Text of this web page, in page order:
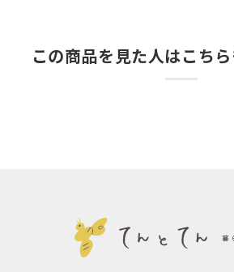
この商品を見た人はこち